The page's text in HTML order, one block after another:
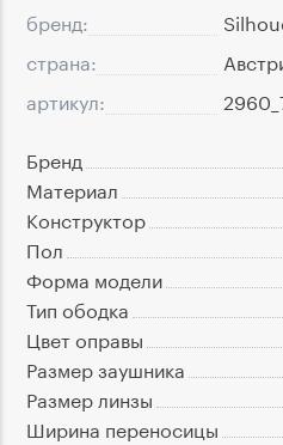
бренд:
страна:
артикул:
Бренд
Материал
Конструктор
Пол
Форма модели
Тип ободка
Цвет оправы
Размер заушника
Размер линзы
Ширина переносицы